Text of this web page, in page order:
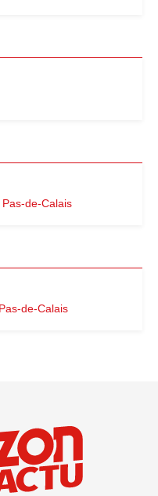
de-Calais
de-Calais